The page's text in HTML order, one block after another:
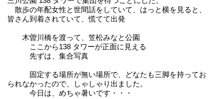
散歩の年配女性と世間話をしていて、はっと横を見ると、
皆さん到着されていて、慌てて出発
木曽川橋を渡って、笠松みなと公園
ここから138 タワーが正面に見える
先ずは、集合写真
固定する場所が無い場所で、どなたも三脚を持ってお
られなかったので、しゃしゃり出ました。
今日は、めちゃ暑いです・・・